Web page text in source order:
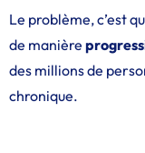
Le problème, c’est
de manière
des millions de
chronique.